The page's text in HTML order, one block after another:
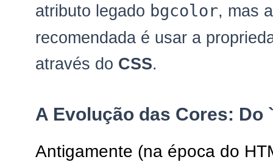
atributo legado bgcolor, mas
recomendada é usar a
através do CSS.
A Evolução das Cores: Do
Antigamente (na época do